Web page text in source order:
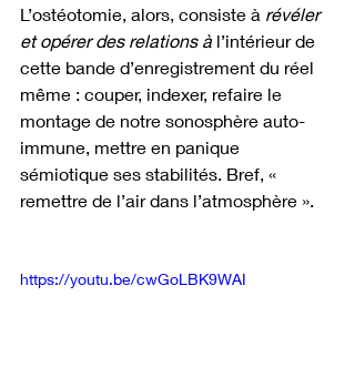
L’ostéotomie, alors, consiste à révéler
et opérer des relations à l’intérieur de
cette bande d’enregistrement du réel
même : couper, indexer, refaire le
montage de notre sonosphère auto-
immune, mettre en panique
sémiotique ses stabilités. Bref, «
remettre de l’air dans l’atmosphère ».
https://youtu.be/cwGoLBK9WAI